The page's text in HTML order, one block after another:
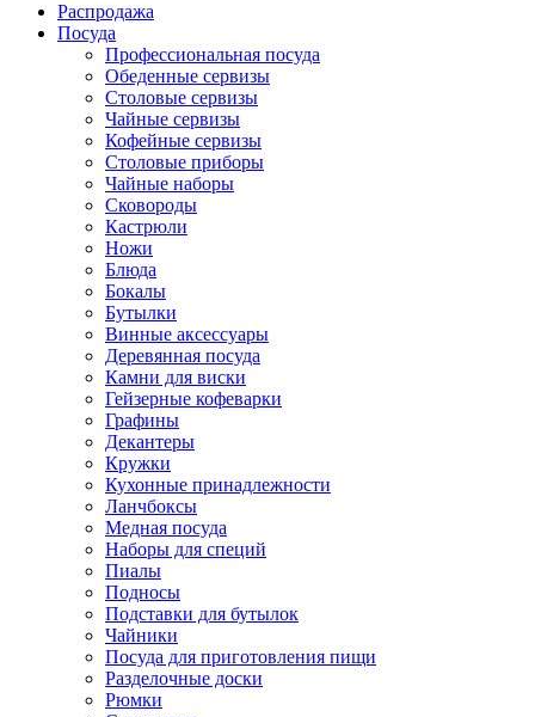
Распродажа
Посуда
Профессиональная посуда
Обеденные сервизы
Столовые сервизы
Чайные сервизы
Кофейные сервизы
Столовые приборы
Чайные наборы
Сковороды
Кастрюли
Ножи
Блюда
Бокалы
Бутылки
Винные аксессуары
Деревянная посуда
Камни для виски
Гейзерные кофеварки
Графины
Декантеры
Кружки
Кухонные принадлежности
Ланчбоксы
Медная посуда
Наборы для специй
Пиалы
Подносы
Подставки для бутылок
Чайники
Посуда для приготовления пищи
Разделочные доски
Рюмки